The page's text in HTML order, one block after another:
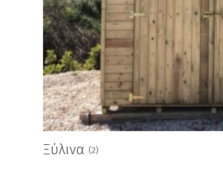
Ξύλινα (2)